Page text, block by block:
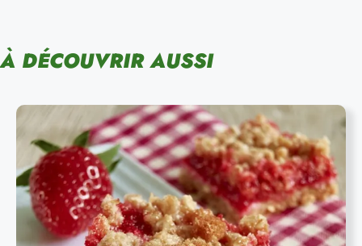
À DÉCOUVRIR AUSSI